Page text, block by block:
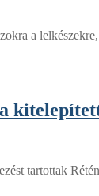
a
tartottak